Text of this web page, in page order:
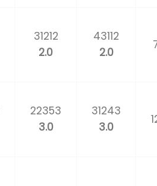
31212
2.0
43112
2.0
22353
3.0
31243
3.0